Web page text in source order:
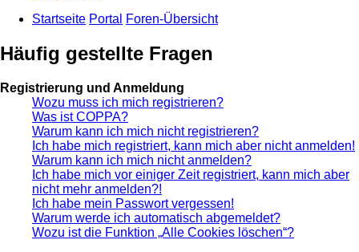
Startseite Portal Foren-Übersicht
Häufig gestellte Fragen
Registrierung und Anmeldung
Wozu muss ich mich registrieren?
Was ist COPPA?
Warum kann ich mich nicht registrieren?
Ich habe mich registriert, kann mich aber nicht anmelden!
Warum kann ich mich nicht anmelden?
Ich habe mich vor einiger Zeit registriert, kann mich aber
nicht mehr anmelden?!
Ich habe mein Passwort vergessen!
Warum werde ich automatisch abgemeldet?
Wozu ist die Funktion „Alle Cookies löschen“?